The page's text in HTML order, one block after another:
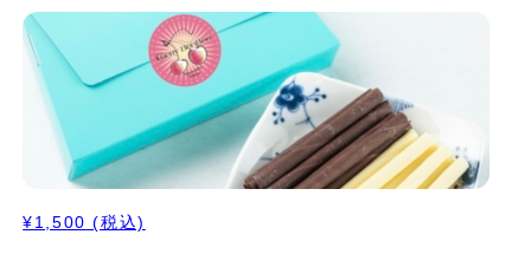
¥1,500 (税込)